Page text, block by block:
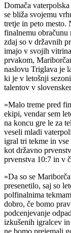
Domača
se bliža svojemu
tretje in peto mesto.
finalnemu
zdaj so v državnih
imajo v svojih
prvakom,
naslovu Triglava je
ki je v letošnji
talentov v
»Malo treme pred
ekipi, vendar sem
na koncu gre le za
veseli mladi
igral tri tekme in
kot državno
prvenstva 10:7 in v
»Da so se
presenetilo, saj so
polfinalnima
dobro, če bomo
podcenjevanje
izkušenih igralcev
ne bomo prejemali